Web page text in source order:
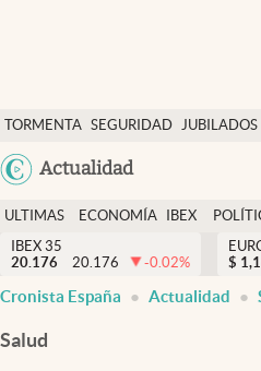
TORMENTA SEGURIDAD JUBILADOS
Actualidad
Economía y finanzas
Política
Actualidad
Criptomonedas
España
ULTIMAS
NOTICIAS
ECONOMÍA
FINANZAS
IBEX
EURO
IBEX 35
20.176
20.176 -0.02%
$
Cronista España Actualidad
Salud